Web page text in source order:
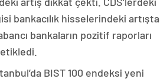
bankacılık hisselerindeki artışta
bankaların pozitif raporları
BIST 100 endeksi yeni